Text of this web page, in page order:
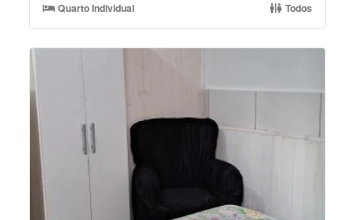
Quarto Individual Todos